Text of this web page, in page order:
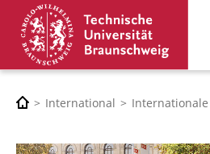
International